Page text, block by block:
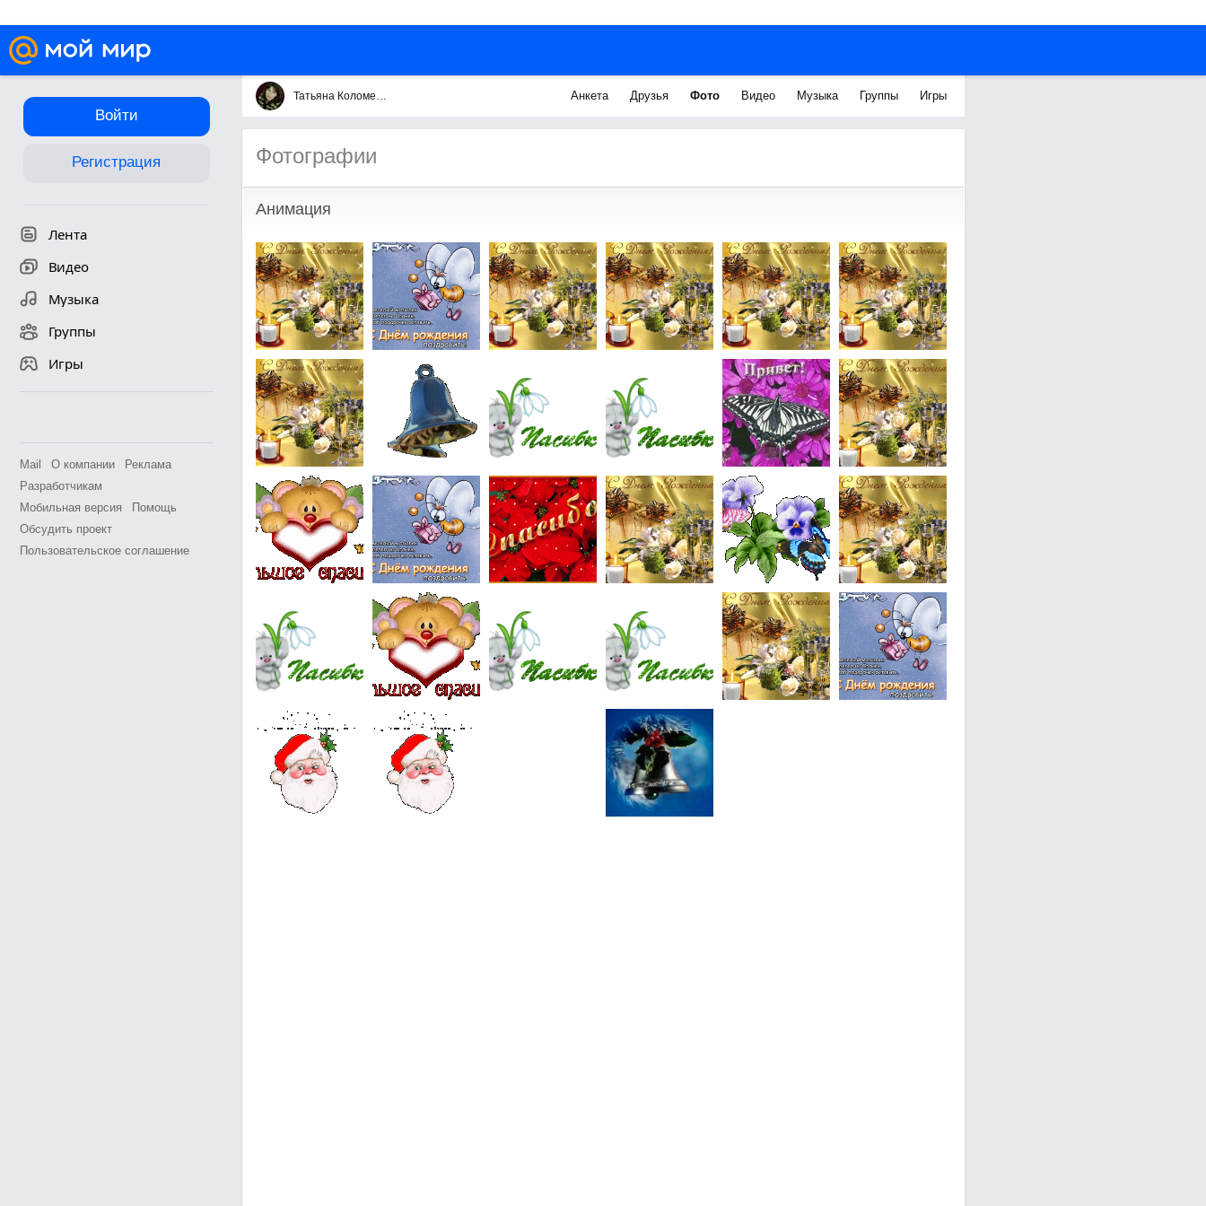
Войти
Регистрация
Лента
Видео
Музыка
Группы
Игры
Mail О компании
Реклама
Разработчикам
Мобильная версия
Помощь
Обсудить проект
Пользовательское соглашение
Татьяна Коломейцева Анкета Друзья Фото Видео Музыка Группы Игры
Фотографии
Анимация